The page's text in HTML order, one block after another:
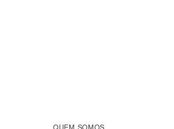
QUEM SOMOS